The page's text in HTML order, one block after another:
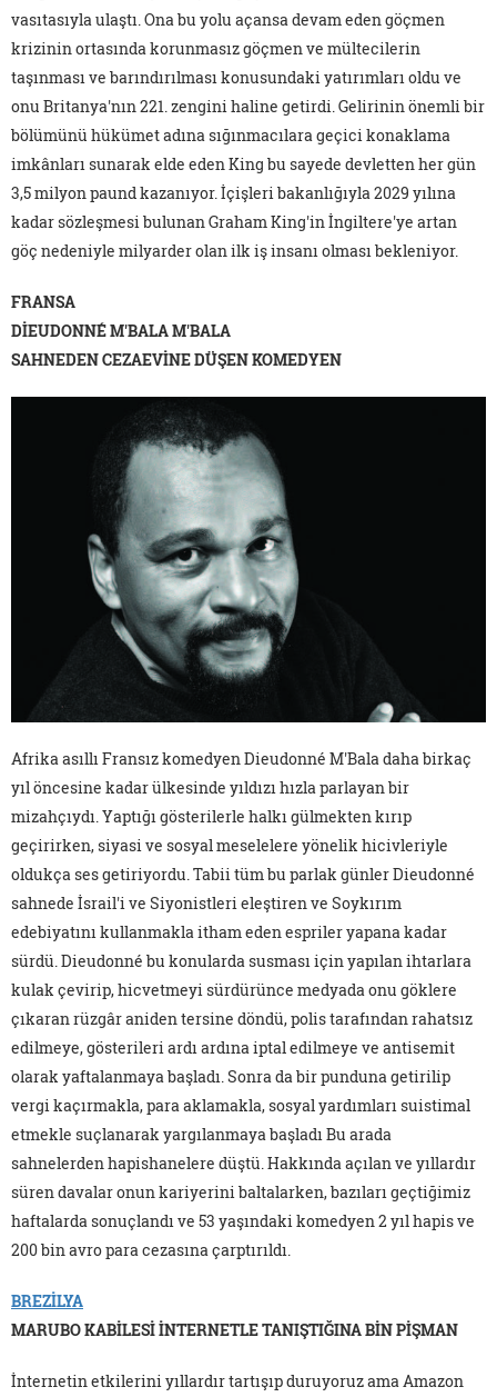
vasıtasıyla ulaştı. Ona bu yolu açansa devam eden göçmen
krizinin ortasında korunmasız göçmen ve mültecilerin
taşınması ve barındırılması konusundaki yatırımları oldu ve
onu Britanya'nın 221. zengini haline getirdi. Gelirinin önemli bir
bölümünü hükümet adına sığınmacılara geçici konaklama
imkânları sunarak elde eden King bu sayede devletten her gün
3,5 milyon paund kazanıyor. İçişleri bakanlığıyla 2029 yılına
kadar sözleşmesi bulunan Graham King'in İngiltere'ye artan
göç nedeniyle milyarder olan ilk iş insanı olması bekleniyor.
FRANSA
DİEUDONNÉ M'BALA M'BALA
SAHNEDEN CEZAEVİNE DÜŞEN KOMEDYEN
Afrika asıllı Fransız komedyen Dieudonné M'Bala daha birkaç
yıl öncesine kadar ülkesinde yıldızı hızla parlayan bir
mizahçıydı. Yaptığı gösterilerle halkı gülmekten kırıp
geçirirken, siyasi ve sosyal meselelere yönelik hicivleriyle
oldukça ses getiriyordu. Tabii tüm bu parlak günler Dieudonné
sahnede İsrail'i ve Siyonistleri eleştiren ve Soykırım
edebiyatını kullanmakla itham eden espriler yapana kadar
sürdü. Dieudonné bu konularda susması için yapılan ihtarlara
kulak çevirip, hicvetmeyi sürdürünce medyada onu göklere
çıkaran rüzgâr aniden tersine döndü, polis tarafından rahatsız
edilmeye, gösterileri ardı ardına iptal edilmeye ve antisemit
olarak yaftalanmaya başladı. Sonra da bir punduna getirilip
vergi kaçırmakla, para aklamakla, sosyal yardımları suistimal
etmekle suçlanarak yargılanmaya başladı Bu arada
sahnelerden hapishanelere düştü. Hakkında açılan ve yıllardır
süren davalar onun kariyerini baltalarken, bazıları geçtiğimiz
haftalarda sonuçlandı ve 53 yaşındaki komedyen 2 yıl hapis ve
200 bin avro para cezasına çarptırıldı.
BREZİLYA
MARUBO KABİLESİ İNTERNETLE TANIŞTIĞINA BİN PİŞMAN
İnternetin etkilerini yıllardır tartışıp duruyoruz ama Amazon